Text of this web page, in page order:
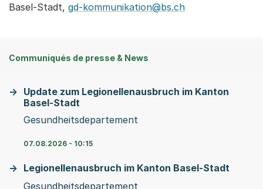
Basel-Stadt, gd-kommunikation@bs.ch
Communiqués de presse & News
Update zum Legionellenausbruch im Kanton
Basel-Stadt
Gesundheitsdepartement
07.08.2026 - 10:15
Legionellenausbruch im Kanton Basel-Stadt
Gesundheitsdepartement